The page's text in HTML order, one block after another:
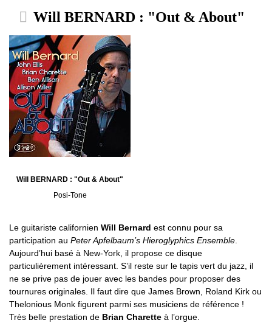
Will BERNARD : "Out & About"
Will BERNARD : "Out & About"
Posi-Tone
Le guitariste californien Will Bernard est connu pour sa
participation au Peter Apfelbaum’s Hieroglyphics Ensemble.
Aujourd’hui basé à New-York, il propose ce disque
particulièrement intéressant. S’il reste sur le tapis vert du jazz, il
ne se prive pas de jouer avec les bandes pour proposer des
tournures originales. Il faut dire que James Brown, Roland Kirk ou
Thelonious Monk figurent parmi ses musiciens de référence !
Très belle prestation de Brian Charette à l’orgue.